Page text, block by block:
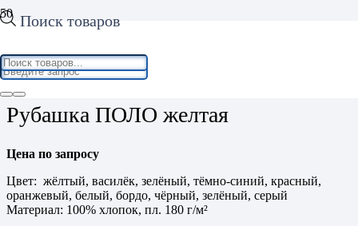
Поиск товаров
Home/Спецодежда/Трикотаж
Рубашка ПОЛО желтая
Цена по запросу
Цвет: жёлтый, василёк, зелёный, тёмно-синий, красный,
оранжевый, белый, бордо, чёрный, зелёный, серый
Материал: 100% хлопок, пл. 180 г/м²